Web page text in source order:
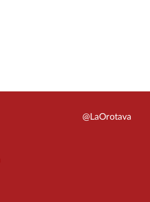
@LaOrotava